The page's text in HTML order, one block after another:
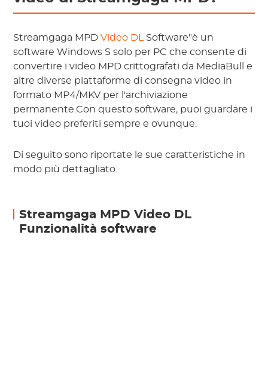
Streamgaga MPDVideo DL Software"è un
software Windows S solo per PC che consente di
convertire i video MPD crittografati da MediaBull e
altre diverse piattaforme di consegna video in
formato MP4/MKV per l'archiviazione
permanente.Con questo software, puoi guardare i
tuoi video preferiti sempre e ovunque.
Di seguito sono riportate le sue caratteristiche in
modo più dettagliato.
Streamgaga MPD Video DL
Funzionalità software